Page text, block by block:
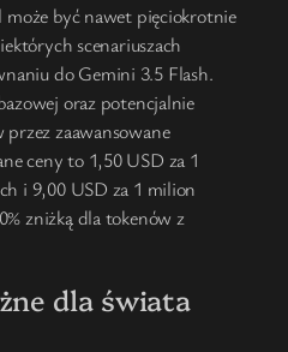
może być nawet pięciokrotnie
scenariuszach
do Gemini 3.5 Flash.
oraz potencjalnie
zaawansowane
ceny to 1,50 USD za 1
i 9,00 USD za 1 milion
zniżką dla tokenów z
dla świata